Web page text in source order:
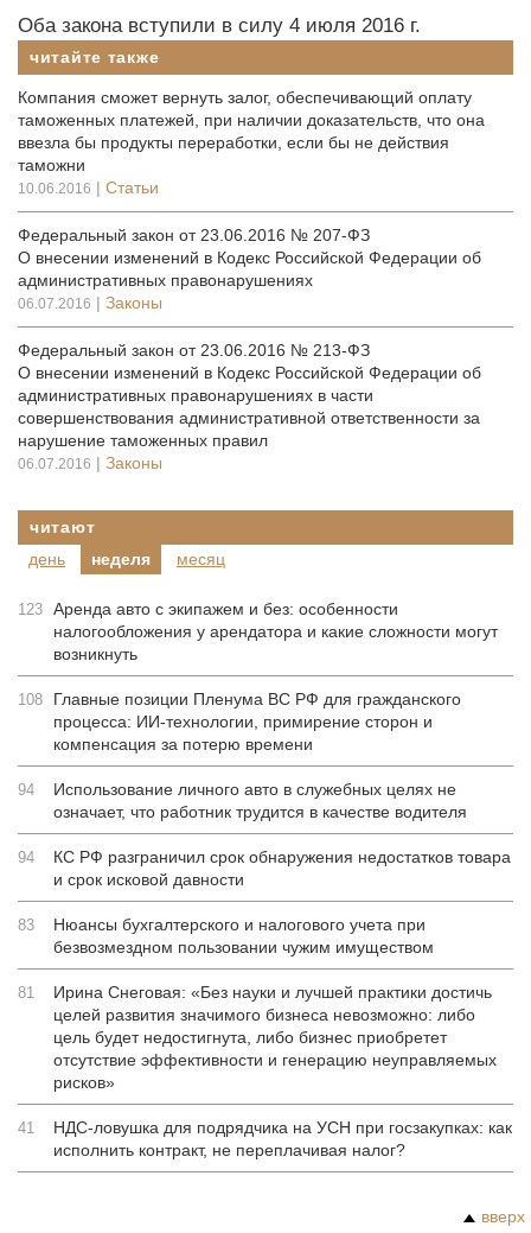
Оба закона вступили в силу 4 июля 2016 г.
читайте также
Компания сможет вернуть залог, обеспечивающий оплату
таможенных платежей, при наличии доказательств, что она
ввезла бы продукты переработки, если бы не действия
таможни
10.06.2016 | Статьи
Федеральный закон от 23.06.2016 № 207-ФЗ
О внесении изменений в Кодекс Российской Федерации об
административных правонарушениях
06.07.2016 | Законы
Федеральный закон от 23.06.2016 № 213-ФЗ
О внесении изменений в Кодекс Российской Федерации об
административных правонарушениях в части
совершенствования административной ответственности за
нарушение таможенных правил
06.07.2016 | Законы
читают
день
неделя месяц
123 Аренда авто с экипажем и без: особенности
налогообложения у арендатора и какие сложности могут
возникнуть
108
Главные позиции Пленума ВС РФ для гражданского
процесса: ИИ-технологии, примирение сторон и
компенсация за потерю времени
94
Использование личного авто в служебных целях не
означает, что работник трудится в качестве водителя
94
КС РФ разграничил срок обнаружения недостатков товара
и срок исковой давности
83
Нюансы бухгалтерского и налогового учета при
безвозмездном пользовании чужим имуществом
81
Ирина Снеговая: «Без науки и лучшей практики достичь
целей развития значимого бизнеса невозможно: либо
цель будет недостигнута, либо бизнес приобретет
отсутствие эффективности и генерацию неуправляемых
рисков»
41
НДС-ловушка для подрядчика на УСН при госзакупках: как
исполнить контракт, не переплачивая налог?
вверх